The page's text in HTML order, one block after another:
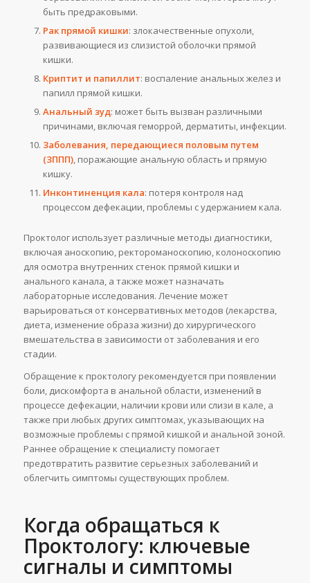
быть предраковыми.
Рак прямой кишки: злокачественные опухоли,
развивающиеся из слизистой оболочки прямой
кишки.
Криптит и папиллит: воспаление анальных желез и
папилл прямой кишки.
Анальный зуд: может быть вызван различными
причинами, включая геморрой, дерматиты, инфекции.
Заболевания, передающиеся половым путем
(ЗППП), поражающие анальную область и прямую
кишку.
Инконтиненция кала: потеря контроля над
процессом дефекации, проблемы с удержанием кала.
Проктолог использует различные методы диагностики,
включая аноскопию, ректороманоскопию, колоноскопию
для осмотра внутренних стенок прямой кишки и
анального канала, а также может назначать
лабораторные исследования. Лечение может
варьироваться от консервативных методов (лекарства,
диета, изменение образа жизни) до хирургического
вмешательства в зависимости от заболевания и его
стадии.
Обращение к проктологу рекомендуется при появлении
боли, дискомфорта в анальной области, изменений в
процессе дефекации, наличии крови или слизи в кале, а
также при любых других симптомах, указывающих на
возможные проблемы с прямой кишкой и анальной зоной.
Раннее обращение к специалисту помогает
предотвратить развитие серьезных заболеваний и
облегчить симптомы существующих проблем.
Когда обращаться к
Проктологу: ключевые
сигналы и симптомы